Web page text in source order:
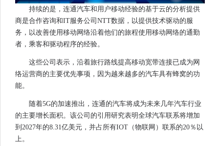
持续的是，连通汽车和用户移动经验的基于云的分析提供
商是合作咨询和IT服务公司NTT数据，以提供技术驱动的服
务，以改善使用移动网络沿着他们的旅程使用移动网络的通勤
者，乘客和驱动程序的经验。
这些公司表示，沿着旅行路线提高移动宽带连接已成为网
络运营商的主要优先事项，因为越来越多的汽车具有蜂窝的功
能。
随着5G的加速推出，连通的汽车将成为未来几年汽车行业
的主要增长面积。该公司的引用研究表明全球汽车联系将增加
到2027年的8.31亿美元，并占所有IOT（物联网）联系的20％以
上。